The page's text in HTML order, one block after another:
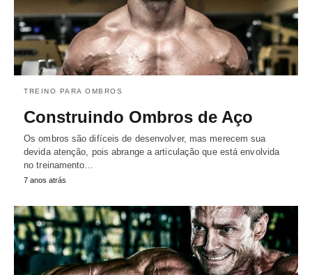
TREINO PARA OMBROS
Construindo Ombros de Aço
Os ombros são difíceis de desenvolver, mas merecem sua
devida atenção, pois abrange a articulação que está envolvida
no treinamento…
7 anos atrás